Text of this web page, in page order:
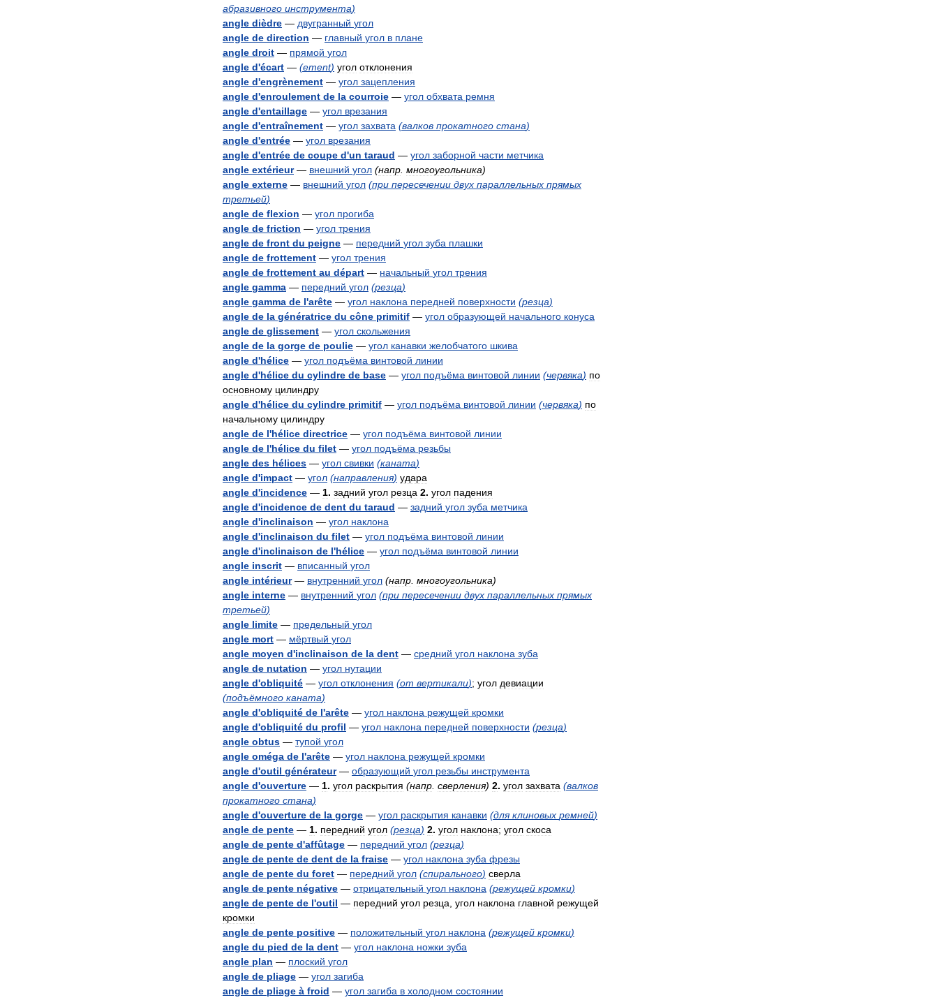
абразивного инструмента)
angle dièdre — двугранный угол
angle de direction — главный угол в плане
angle droit — прямой угол
angle d'écart — (ement) угол отклонения
angle d'engrènement — угол зацепления
angle d'enroulement de la courroie — угол обхвата ремня
angle d'entaillage — угол врезания
angle d'entraînement — угол захвата (валков прокатного стана)
angle d'entrée — угол врезания
angle d'entrée de coupe d'un taraud — угол заборной части метчика
angle extérieur — внешний угол (напр многоугольника)
angle externe — внешний угол (при пересечении двух параллельных прямых
третьей)
angle de flexion — угол прогиба
angle de friction — угол трения
angle de front du peigne — передний угол зуба плашки
angle de frottement — угол трения
angle de frottement au départ — начальный угол трения
angle gamma — передний угол (резца)
angle gamma de l'arête — угол наклона передней поверхности (резца)
angle de la génératrice du cône primitif — угол образующей начального конуса
angle de glissement — угол скольжения
angle de la gorge de poulie — угол канавки желобчатого шкива
angle d'hélice — угол подъёма винтовой линии
angle d'hélice du cylindre de base — угол подъёма винтовой линии (червяка) по
основному цилиндру
angle d'hélice du cylindre primitif — угол подъёма винтовой линии (червяка) по
начальному цилиндру
angle de l'hélice directrice — угол подъёма винтовой линии
angle de l'hélice du filet — угол подъёма резьбы
angle des hélices — угол свивки (каната)
angle d'impact — угол (направления) удара
angle d'incidence — 1. задний угол резца 2. угол падения
angle d'incidence de dent du taraud — задний угол зуба метчика
angle d'inclinaison — угол наклона
angle d'inclinaison du filet — угол подъёма винтовой линии
angle d'inclinaison de l'hélice — угол подъёма винтовой линии
angle inscrit — вписанный угол
angle intérieur — внутренний угол (напр многоугольника)
angle interne — внутренний угол (при пересечении двух параллельных прямых
третьей)
angle limite — предельный угол
angle mort — мёртвый угол
angle moyen d'inclinaison de la dent — средний угол наклона зуба
angle de nutation — угол нутации
angle d'obliquité — угол отклонения (от вертикали); угол девиации
(подъёмного каната)
angle d'obliquité de l'arête — угол наклона режущей кромки
angle d'obliquité du profil — угол наклона передней поверхности (резца)
angle obtus — тупой угол
angle oméga de l'arête — угол наклона режущей кромки
angle d'outil générateur — образующий угол резьбы инструмента
angle d'ouverture — 1. угол раскрытия (напр сверления) 2. угол захвата (валков
прокатного стана)
angle d'ouverture de la gorge — угол раскрытия канавки (для клиновых ремней)
angle de pente — 1. передний угол (резца) 2. угол наклона; угол скоса
angle de pente d'affûtage — передний угол (резца)
angle de pente de dent de la fraise — угол наклона зуба фрезы
angle de pente du foret — передний угол (спирального) сверла
angle de pente négative — отрицательный угол наклона (режущей кромки)
angle de pente de l'outil — передний угол резца угол наклона главной режущей
кромки
angle de pente positive — положительный угол наклона (режущей кромки)
angle du pied de la dent — угол наклона ножки зуба
angle plan — плоский угол
angle de pliage — угол загиба
angle de pliage à froid — угол загиба в холодном состоянии